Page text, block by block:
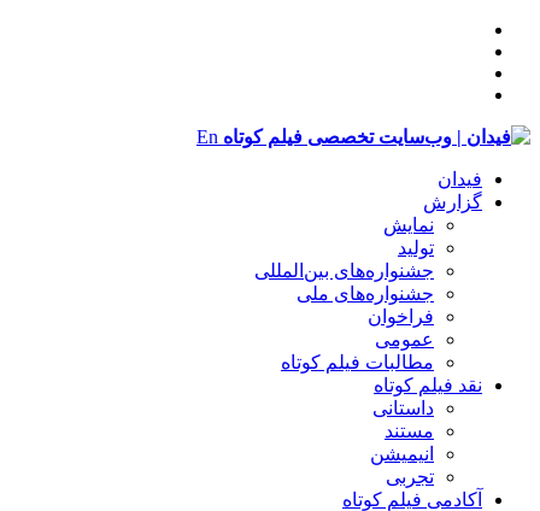
En
فیدان
گزارش
نمایش
تولید
‌‌جشنواره‌های بین‌المللی
جشنواره‌های ملی
فراخوان
عمومی
مطالبات فیلم کوتاه
نقد فیلم کوتاه
داستانی
مستند
انیمیشن
تجربی
آکادمی فیلم کوتاه